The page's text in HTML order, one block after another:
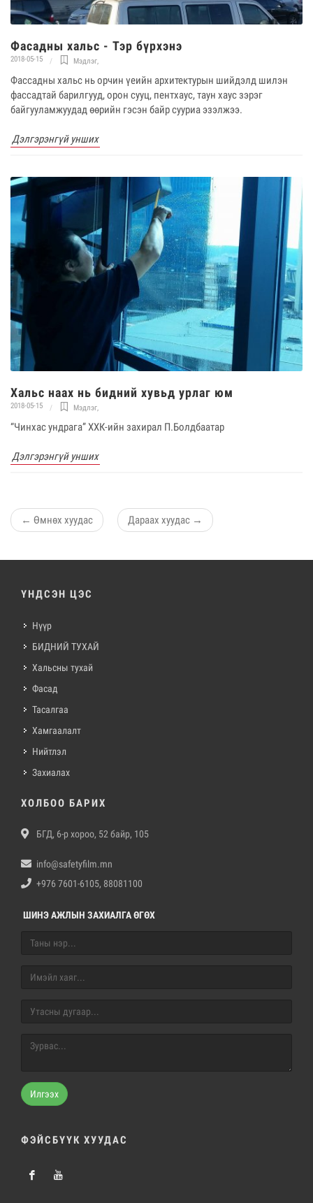
Фасадны хальс - Тэр бүрхэнэ
2018-05-15 Мэдлэг,
Фассадны хальс нь орчин үеийн архитектурын шийдэлд шилэн
фассадтай барилгууд, орон сууц, пентхаус, таун хаус зэрэг
байгууламжуудад өөрийн гэсэн байр сууриа эзэлжээ.
Дэлгэрэнгүй унших
Хальс наах нь бидний хувьд урлаг юм
2018-05-15 Мэдлэг,
“Чинхас ундрага” ХХК-ийн захирал П.Болдбаатар
Дэлгэрэнгүй унших
← Өмнөх хуудас Дараах хуудас →
ҮНДСЭН ЦЭС
Нүүр
БИДНИЙ ТУХАЙ
Хальсны тухай
Фасад
Тасалгаа
Хамгаалалт
Нийтлэл
Захиалах
ХОЛБОО БАРИХ
БГД, 6-р хороо, 52 байр, 105
info@safetyfilm.mn
+976 7601-6105, 88081100
ШИНЭ АЖЛЫН ЗАХИАЛГА ӨГӨХ
Илгээх
ФЭЙСБҮҮК ХУУДАС